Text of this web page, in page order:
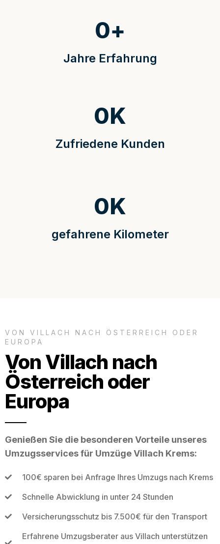
Jahre Erfahrung
0+
Zufriedene Kunden
0K
gefahrene Kilometer
0K
VON VILLACH NACH ÖSTERREICH ODER
EUROPA
Von Villach nach
Österreich oder
Europa
Genießen Sie die besonderen Vorteile unseres
Umzugsservices für Umzüge Villach Krems:
100€ sparen bei Anfrage Ihres Umzugs nach Krems
Schnelle Abwicklung in unter 24 Stunden
Versicherungsschutz bis 7.500€ für den Transport
Erfahrene Umzugsberater aus Villach unterstützen